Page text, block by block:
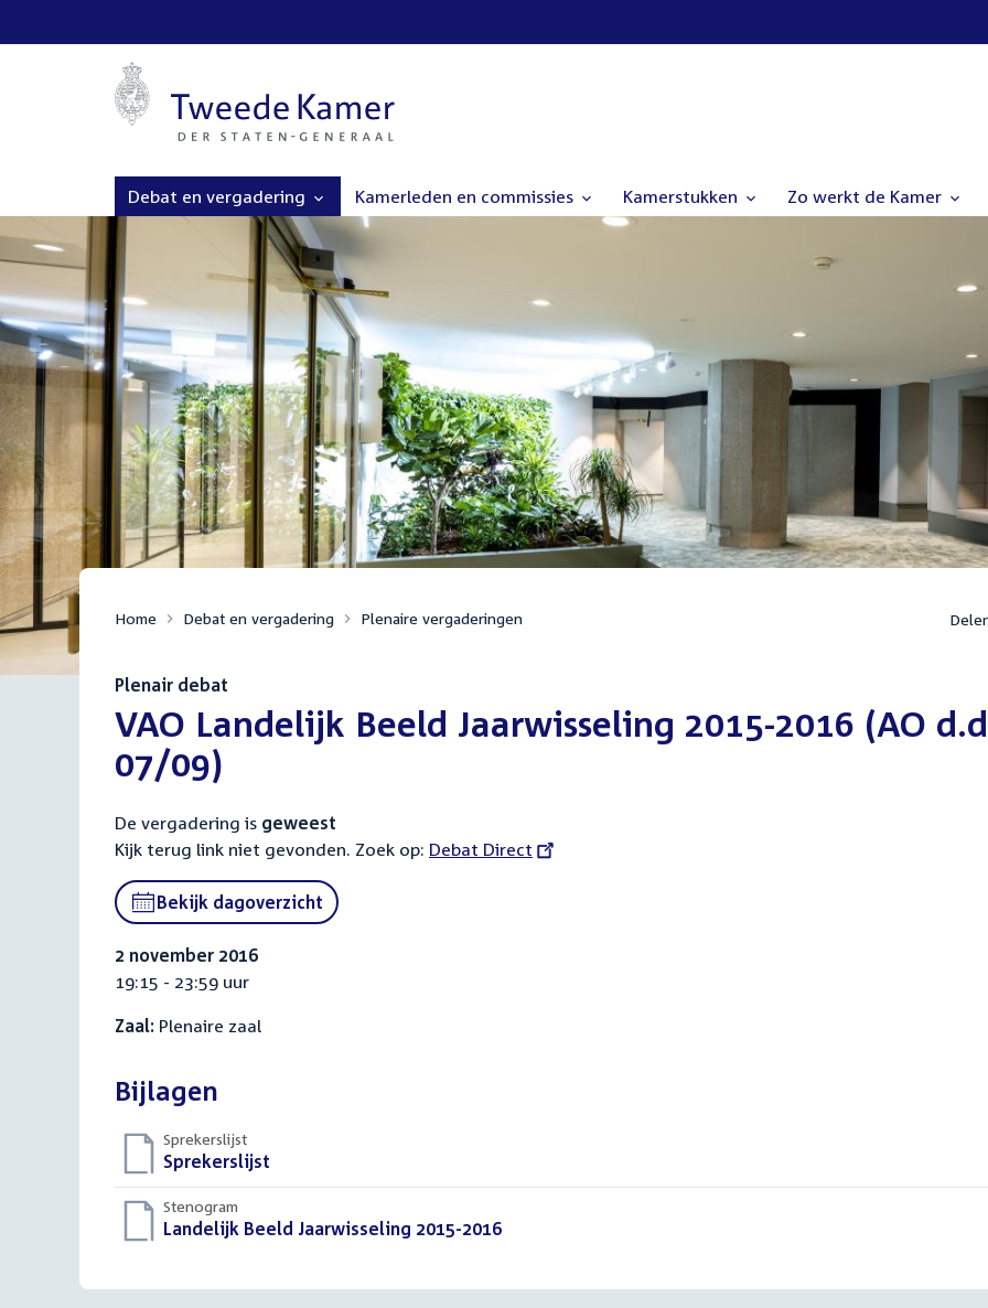
Debat en vergadering Kamerleden en commissies Kamerstukken Zo werkt de Kamer
Home Debat en vergadering Plenaire vergaderingen
Plenair debat
:VAO Landelijk Beeld Jaarwisseling 2015-2016 (AO
07/09)
De vergadering is geweest
Kijk terug link niet gevonden. Zoek op: External
Debat Direct
Bekijk dagoverzicht
2 november 2016
19:15 - 23:59 uur
Zaal: Plenaire zaal
Bijlagen
Sprekerslijst
Download
bestand:
Sprekerslijst
Stenogram
Download
Landelijk Beeld Jaarwisseling 2015-2016